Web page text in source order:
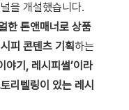
을 개설했습니다.
한 톤앤매너로 상품
피 콘텐츠 기획하는
야기, 레시피썰’이라
리텔링이 있는 레시